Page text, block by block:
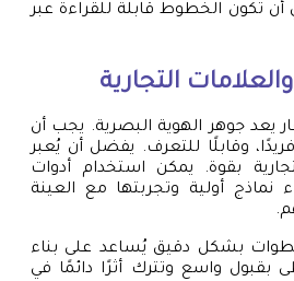
أن تكون الخطوط قابلة للقراءة عبر
التجارية
يعد جوهر الهوية البصرية. يجب أن
وقابلًا للتعرف. يفضل أن يُعبر
بقوة. يمكن استخدام أدوات
أولية وتجربتها مع العينة
بشكل دقيق يُساعد على بناء
بقبول واسع وتترك أثرًا دائمًا في